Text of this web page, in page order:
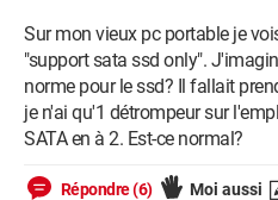
Sur mon vieux pc portable je
"support sata ssd only".
norme pour le ssd? Il fallait
je n'ai qu'1 détrompeur sur
SATA en à 2. Est-ce normal?
Répondre (6) Moi aussi